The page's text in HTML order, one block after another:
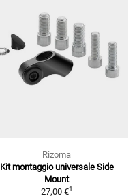
Rizoma
Kit montaggio universale Side
Mount
27,00 €1